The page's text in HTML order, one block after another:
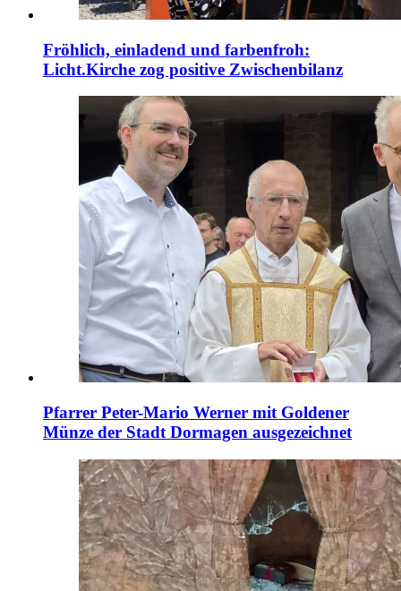
Fröhlich, einladend und farbenfroh:
Licht.Kirche zog positive Zwischenbilanz
Pfarrer Peter-Mario Werner mit Goldener
Münze der Stadt Dormagen ausgezeichnet